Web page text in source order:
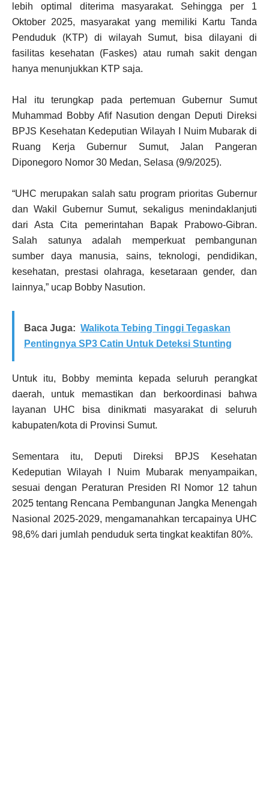
lebih optimal diterima masyarakat. Sehingga per 1
Oktober 2025, masyarakat yang memiliki Kartu Tanda
Penduduk (KTP) di wilayah Sumut, bisa dilayani di
fasilitas kesehatan (Faskes) atau rumah sakit dengan
hanya menunjukkan KTP saja.
Hal itu terungkap pada pertemuan Gubernur Sumut
Muhammad Bobby Afif Nasution dengan Deputi Direksi
BPJS Kesehatan Kedeputian Wilayah I Nuim Mubarak di
Ruang Kerja Gubernur Sumut, Jalan Pangeran
Diponegoro Nomor 30 Medan, Selasa (9/9/2025).
“UHC merupakan salah satu program prioritas Gubernur
dan Wakil Gubernur Sumut, sekaligus menindaklanjuti
dari Asta Cita pemerintahan Bapak Prabowo-Gibran.
Salah satunya adalah memperkuat pembangunan
sumber daya manusia, sains, teknologi, pendidikan,
kesehatan, prestasi olahraga, kesetaraan gender, dan
lainnya,” ucap Bobby Nasution.
Baca Juga: Walikota Tebing Tinggi Tegaskan
Pentingnya SP3 Catin Untuk Deteksi Stunting
Untuk itu, Bobby meminta kepada seluruh perangkat
daerah, untuk memastikan dan berkoordinasi bahwa
layanan UHC bisa dinikmati masyarakat di seluruh
kabupaten/kota di Provinsi Sumut.
Sementara itu, Deputi Direksi BPJS Kesehatan
Kedeputian Wilayah I Nuim Mubarak menyampaikan,
sesuai dengan Peraturan Presiden RI Nomor 12 tahun
2025 tentang Rencana Pembangunan Jangka Menengah
Nasional 2025-2029, mengamanahkan tercapainya UHC
98,6% dari jumlah penduduk serta tingkat keaktifan 80%.